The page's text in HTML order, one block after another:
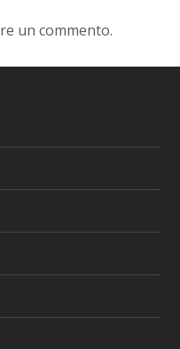
un commento.